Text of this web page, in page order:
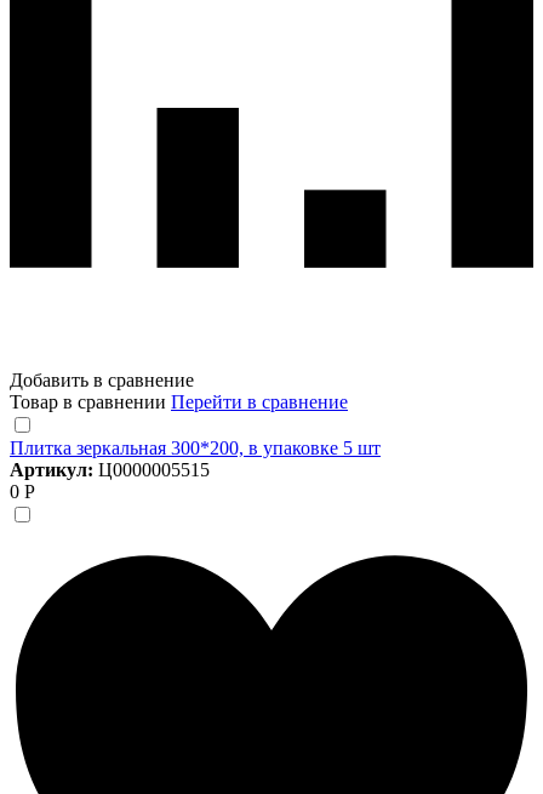
Добавить в сравнение
Товар в сравнении Перейти в сравнение
Плитка зеркальная 300*200, в упаковке 5 шт
Артикул: Ц0000005515
0 Р